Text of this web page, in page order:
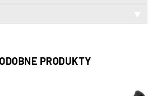
PRODUKTY